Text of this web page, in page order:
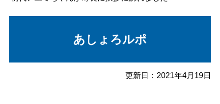
くらし・行政情報トップ
暮らし・手続き
あしょろルポ
更新日： 2021年4月19日